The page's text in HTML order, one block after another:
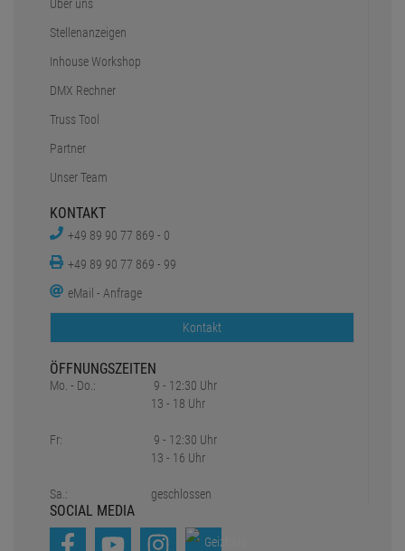
Über uns
Stellenanzeigen
Inhouse Workshop
DMX Rechner
Truss Tool
Partner
Unser Team
KONTAKT
+49 89 90 77 869 - 0
+49 89 90 77 869 - 99
eMail - Anfrage
Kontakt
ÖFFNUNGSZEITEN
Mo. - Do.:
Fr:
Sa.:
9 - 12:30 Uhr
13 - 18 Uhr
9 - 12:30 Uhr
13 - 16 Uhr
geschlossen
SOCIAL MEDIA